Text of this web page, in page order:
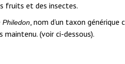
fruits et des insectes.
Philedon, nom d’un taxon
maintenu.(voir ci-dessous).